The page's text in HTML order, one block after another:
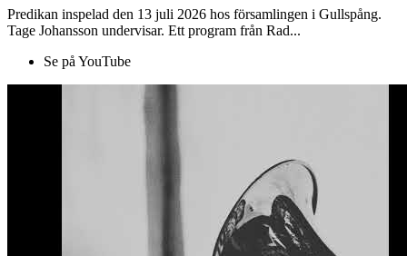
Predikan inspelad den 13 juli 2026 hos församlingen i Gullspång.
Tage Johansson undervisar. Ett program från Rad...
Se på YouTube